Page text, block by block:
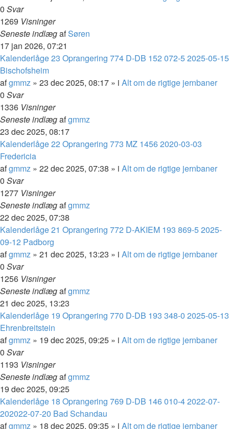
0 Svar
1269 Visninger
Seneste indlægafSøren
17 jan 2026, 07:21
Kalenderlåge 23 Oprangering 774 D-DB 152 072-5 2025-05-15
Bischofsheim
afgmmz » 23 dec 2025, 08:17 » i Alt om de rigtige jernbaner
0 Svar
1336 Visninger
Seneste indlægafgmmz
23 dec 2025, 08:17
Kalenderlåge 22 Oprangering 773 MZ 1456 2020-03-03
Fredericia
afgmmz » 22 dec 2025, 07:38 » i Alt om de rigtige jernbaner
0 Svar
1277 Visninger
Seneste indlægafgmmz
22 dec 2025, 07:38
Kalenderlåge 21 Oprangering 772 D-AKIEM 193 869-5 2025-
09-12 Padborg
afgmmz » 21 dec 2025, 13:23 » i Alt om de rigtige jernbaner
0 Svar
1256 Visninger
Seneste indlægafgmmz
21 dec 2025, 13:23
Kalenderlåge 19 Oprangering 770 D-DB 193 348-0 2025-05-13
Ehrenbreitstein
afgmmz » 19 dec 2025, 09:25 » i Alt om de rigtige jernbaner
0 Svar
1193 Visninger
Seneste indlægafgmmz
19 dec 2025, 09:25
Kalenderlåge 18 Oprangering 769 D-DB 146 010-4 2022-07-
202022-07-20 Bad Schandau
afgmmz » 18 dec 2025, 09:35 » i Alt om de rigtige jernbaner